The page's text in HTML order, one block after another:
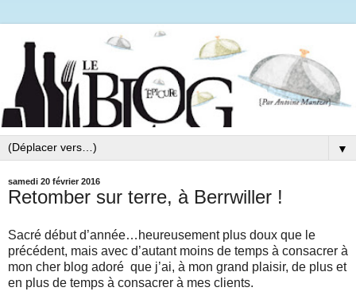
▼
samedi 20 février 2016
Retomber sur terre, à Berrwiller !
Sacré début d’année…heureusement plus doux que le
précédent, mais avec d’autant moins de temps à consacrer à
mon cher blog adoré que j’ai, à mon grand plaisir, de plus et
en plus de temps à consacrer à mes clients.